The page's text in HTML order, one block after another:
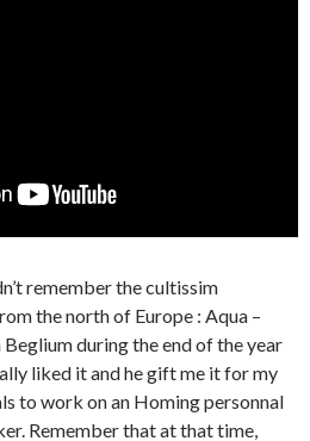
remember the cultissim
the north of Europe : Aqua –
during the end of the year
liked it and he gift me it for my
to work on an Homing personnal
Remember that at that time,